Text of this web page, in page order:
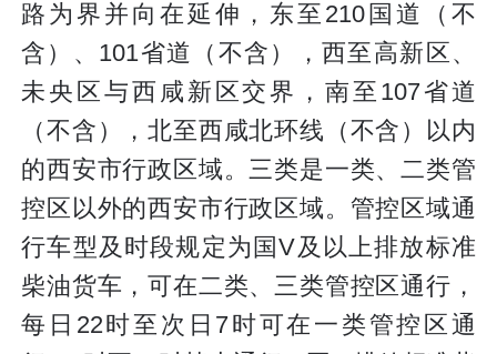
路为界并向在延伸，东至210国道（不
含）、101省道（不含），西至高新区、
未央区与西咸新区交界，南至107省道
（不含），北至西咸北环线（不含）以内
的西安市行政区域。三类是一类、二类管
控区以外的西安市行政区域。管控区域通
行车型及时段规定为国V及以上排放标准
柴油货车，可在二类、三类管控区通行，
每日22时至次日7时可在一类管控区通